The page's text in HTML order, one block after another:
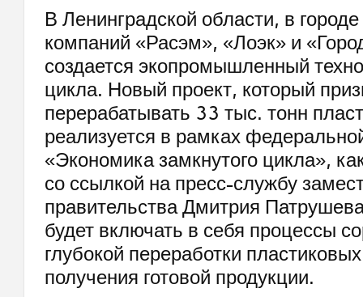
В Ленинградской области, в
компаний «Расэм», «Лоэк» и
создается экопромышленный
цикла. Новый проект, который
перерабатывать 33 тыс. тонн
реализуется в рамках
«Экономика замкнутого цикла»,
со ссылкой на пресс-службу
правительства Дмитрия
будет включать в себя процессы
глубокой переработки
получения готовой продукции.